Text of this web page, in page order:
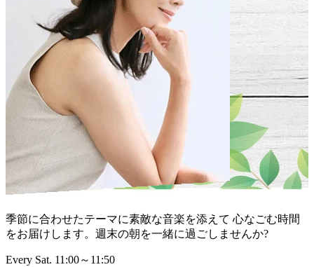
季節に合わせたテーマに素敵な音楽を添えて 心なごむ時間
をお届けします。週末の朝を一緒に過ごしませんか?
Every Sat. 11:00～11:50